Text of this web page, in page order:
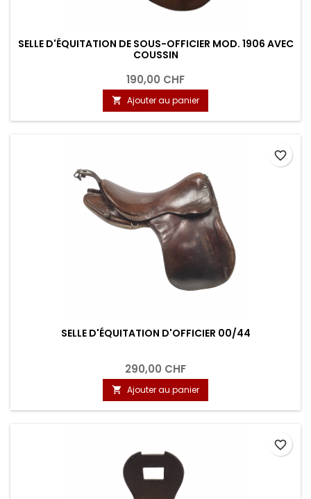
SELLE D'ÉQUITATION DE SOUS-OFFICIER MOD. 1906 AVEC
COUSSIN
190,00 CHF
 Ajouter au panier
SELLE D'ÉQUITATION D'OFFICIER 00/44
290,00 CHF
 Ajouter au panier
favorite_border
favorite_border